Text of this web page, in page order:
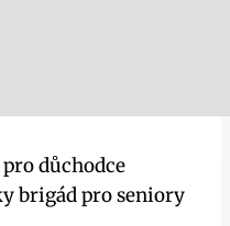
pro důchodce
brigád pro seniory